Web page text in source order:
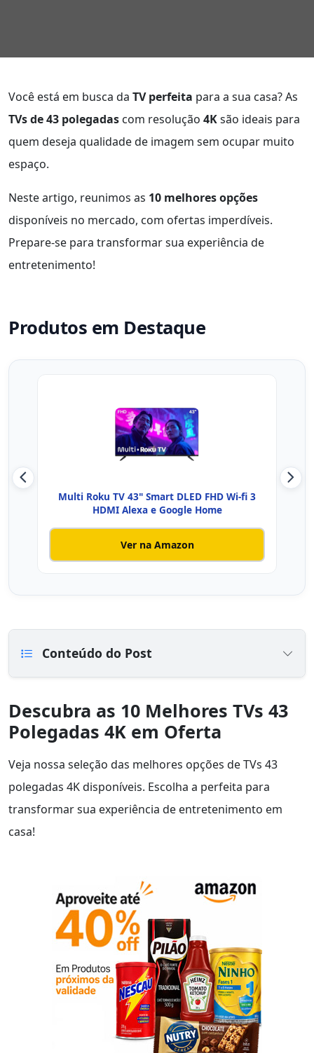
Você está em busca da TV perfeita para a sua casa? As
TVs de 43 polegadas com resolução 4Ksão ideais para
quem deseja qualidade de imagem sem ocupar muito
espaço.
Neste artigo, reunimos as 10 melhores opções
disponíveis no mercado, com ofertas imperdíveis.
Prepare-se para transformar sua experiência de
entretenimento!
Produtos em Destaque
Multi Roku TV 43" Smart DLED FHD Wi-fi 3
HDMI Alexa e Google Home
Ver na Amazon
Conteúdo do Post
Descubra as 10 Melhores TVs 43
Polegadas 4K em Oferta
Veja nossa seleção das melhores opções de TVs 43
polegadas 4K disponíveis. Escolha a perfeita para
transformar sua experiência de entretenimento em
casa!